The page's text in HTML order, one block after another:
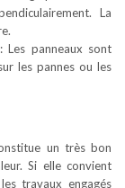
La
: Les panneaux sont
les pannes ou les
un très bon
Si elle convient
travaux engagés